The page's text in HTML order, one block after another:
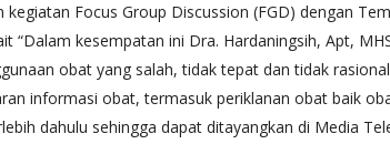
Focus Group Discussion (FGD) dengan
kesempatan ini Dra. Hardaningsih, Apt,
obat yang salah, tidak tepat dan tidak
informasi obat, termasuk periklanan obat baik
dahulu sehingga dapat ditayangkan di Media